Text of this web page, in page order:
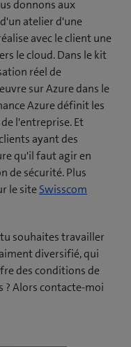
donnons aux
atelier d'une
avec le client une
le cloud. Dans le kit
réel de
sur Azure dans le
Azure définit les
l'entreprise. Et
ayant des
qu'il faut agir en
de sécurité. Plus
le siteSwisscom
souhaites travailler
diversifié, qui
des conditions de
? Alors contacte-moi